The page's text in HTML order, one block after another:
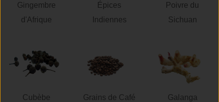
Gingembre
d'Afrique
Épices
Indiennes
Poivre du
Sichuan
Cubèbe
Grains de Café
Galanga